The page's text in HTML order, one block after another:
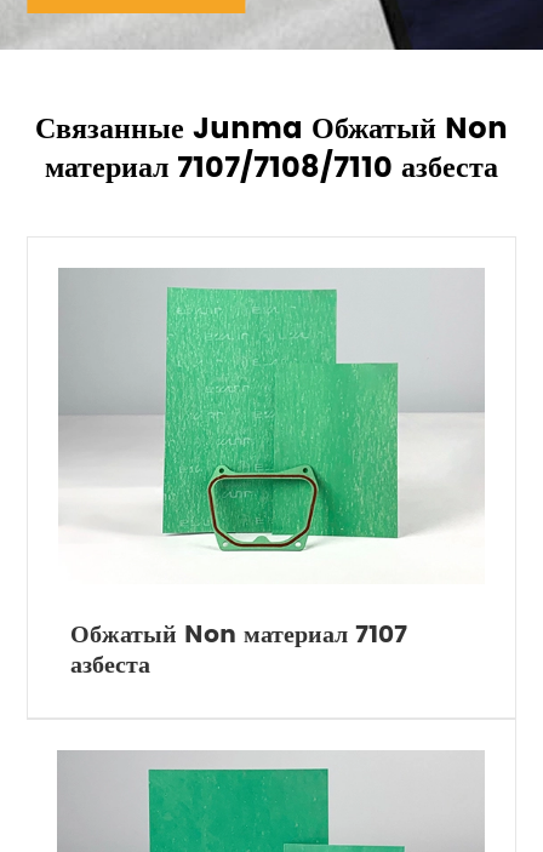
Связанные Junma Обжатый Non
материал 7107/7108/7110 азбеста
Обжатый Non материал 7107
азбеста